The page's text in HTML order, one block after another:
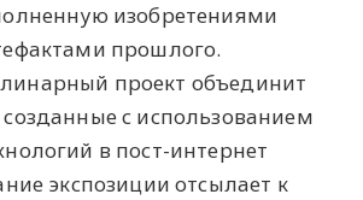
изобретениями
прошлого.
проект объединит
с использованием
в пост-интернет
экспозиции отсылает к